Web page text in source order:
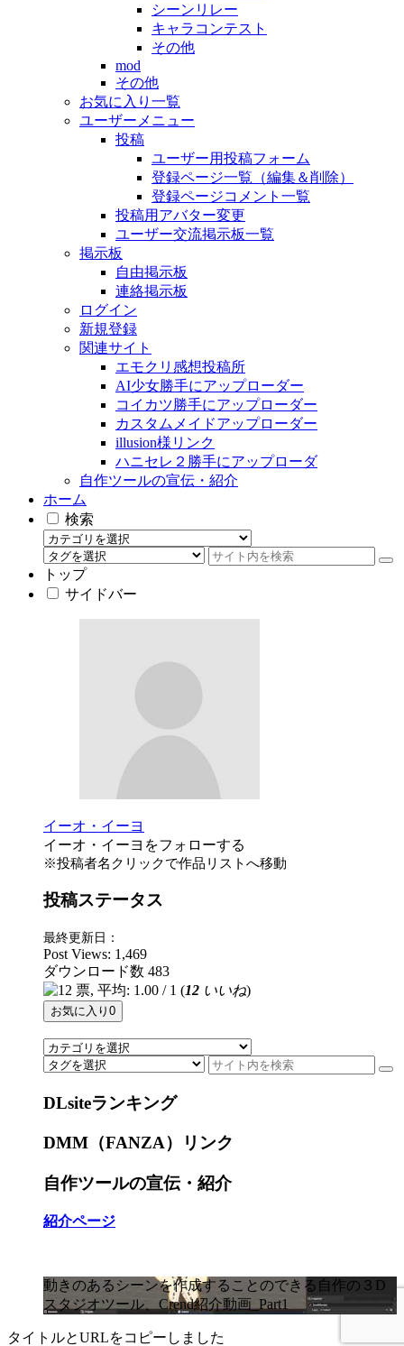
シーンリレー
キャラコンテスト
その他
mod
その他
お気に入り一覧
ユーザーメニュー
投稿
ユーザー用投稿フォーム
登録ページ一覧（編集＆削除）
登録ページコメント一覧
投稿用アバター変更
ユーザー交流掲示板一覧
掲示板
自由掲示板
連絡掲示板
ログイン
新規登録
関連サイト
エモクリ感想投稿所
AI少女勝手にアップローダー
コイカツ勝手にアップローダー
カスタムメイドアップローダー
illusion様リンク
ハニセレ２勝手にアップローダ
自作ツールの宣伝・紹介
ホーム
検索
トップ
サイドバー
イーオ・イーヨ
イーオ・イーヨをフォローする
※投稿者名クリックで作品リストへ移動
投稿ステータス
最終更新日：
Post Views: 1,469
ダウンロード数 483
(12 いいね)
お気に入り 0
DLsiteランキング
DMM（FANZA）リンク
自作ツールの宣伝・紹介
紹介ページ
動きのあるシーンを作成することのできる自作の３D
スタジオツール、Crend紹介動画_Part1
タイトルとURLをコピーしました